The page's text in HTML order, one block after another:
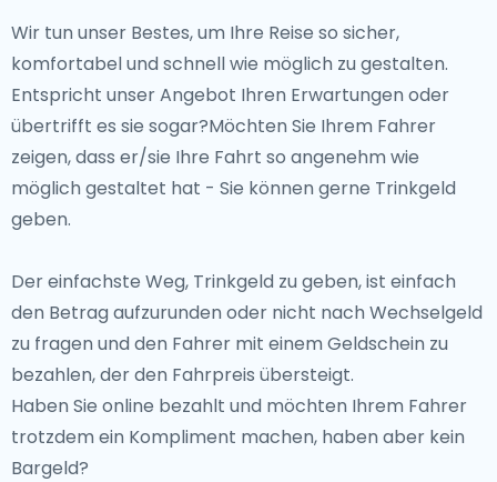
Wir tun unser Bestes, um Ihre Reise so sicher,
komfortabel und schnell wie möglich zu gestalten.
Entspricht unser Angebot Ihren Erwartungen oder
übertrifft es sie sogar?Möchten Sie Ihrem Fahrer
zeigen, dass er/sie Ihre Fahrt so angenehm wie
möglich gestaltet hat - Sie können gerne Trinkgeld
geben.
Der einfachste Weg, Trinkgeld zu geben, ist einfach
den Betrag aufzurunden oder nicht nach Wechselgeld
zu fragen und den Fahrer mit einem Geldschein zu
bezahlen, der den Fahrpreis übersteigt.
Haben Sie online bezahlt und möchten Ihrem Fahrer
trotzdem ein Kompliment machen, haben aber kein
Bargeld?